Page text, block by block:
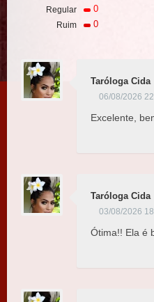
Regular 0
Ruim 0
Taróloga Cida
06/08/2026
Excelente,
Taróloga Cida
03/08/2026
Ótima!! Ela é